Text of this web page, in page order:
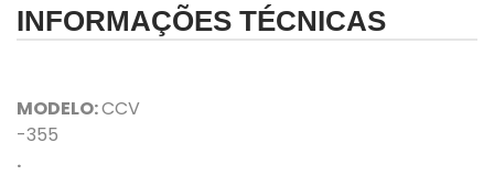
INFORMAÇÕES TÉCNICAS
MODELO:CCV
-355
.